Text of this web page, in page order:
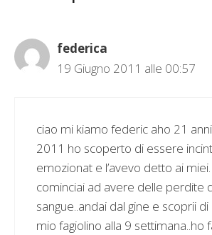
federica
19 Giugno 2011 alle 00:57
ciao mi kiamo federic aho 21
2011 ho scoperto di essere
emozionat e l’avevo detto ai
cominciai ad avere delle perdite
sangue..andai dal gine e scoprii
mio fagiolino alla 9 settimana..ho